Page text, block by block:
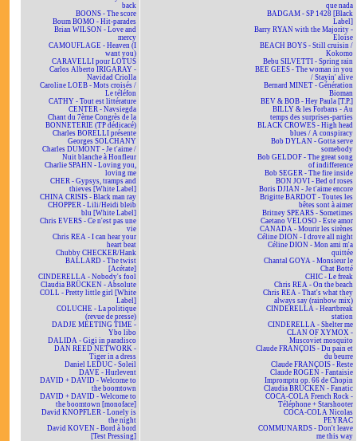
back
BOONS - The score
Boum BOMO - Hit-parades
Brian WILSON - Love and
mercy
CAMOUFLAGE - Heaven (I
want you)
CARAVELLI pour LOTUS
Carlos Alberto IRIGARAY -
Navidad Criolla
Caroline LOEB - Mots croisés /
Le téléfon
CATHY - Tout est littérature
CENTER - Navsiegda
Chant du 7ème Congrès de la
BONNETERIE (TP dédicacé)
Charles BORELLI présente
Georges SOLCHANY
Charles DUMONT - Je t'aime /
Nuit blanche à Honfleur
Charlie SPAHN - Loving you,
loving me
CHER - Gypsys, tramps and
thieves [White Label]
CHINA CRISIS - Black man ray
CHOPPER - Lili/Heidi bleib
blu [White Label]
Chris EVERS - Ce n'est pas une
vie
Chris REA - I can hear your
heart beat
Chubby CHECKER/Hank
BALLARD - The twist
[Acétate]
CINDERELLA - Nobody's fool
Claudia BRÜCKEN - Absolute
COLL - Pretty little girl [White
Label]
COLUCHE - La politique
(revue de presse)
DADJE MEETING TIME -
Ybo libo
DALIDA - Gigi in paradisco
DAN REED NETWORK -
Tiger in a dress
Daniel LEDUC - Soleil
DAVE - Hurlevent
DAVID + DAVID - Welcome to
the boomtown
DAVID + DAVID - Welcome to
the boomtown [monoface]
David KNOPFLER - Lonely is
the night
David KOVEN - Bord à bord
[Test Pressing]
que nada
BADGAM - SP 1428 [Black
Label]
Barry RYAN with the Majority -
Eloïse
BEACH BOYS - Still cruisin /
Kokomo
Bebu SILVETTI - Spring rain
BEE GEES - The woman in you
/ Stayin' alive
Bernard MINET - Génération
Bioman
BEV & BOB - Hey Paula [T.P.]
BILLY & les Forbans - Au
temps des surprises-parties
BLACK CROWES - High head
blues / A conspiracy
Bob DYLAN - Gotta serve
somebody
Bob GELDOF - The great song
of indifference
Bob SEGER - The fire inside
BON JOVI - Bed of roses
Boris DJIAN - Je t'aime encore
Brigitte BARDOT - Toutes les
bêtes sont à aimer
Britney SPEARS - Sometimes
Caetano VELOSO - Este amor
CANADA - Mourir les sirènes
Céline DION - I drove all night
Céline DION - Mon ami m'a
quittée
Chantal GOYA - Monsieur le
Chat Botté
CHIC - Le freak
Chris REA - On the beach
Chris REA - That's what they
always say (rainbow mix)
CINDERELLA - Heartbreak
station
CINDERELLA - Shelter me
CLAN OF XYMOX -
Muscoviet mosquito
Claude FRANÇOIS - Du pain et
du beurre
Claude FRANÇOIS - Reste
Claude ROGEN - Fantaisie
Impromptu op. 66 de Chopin
Claudia BRÜCKEN - Fanatic
COCA-COLA French Rock -
Téléphone + Starshooter
COCA-COLA Nicolas
PEYRAC
COMMUNARDS - Don't leave
me this way